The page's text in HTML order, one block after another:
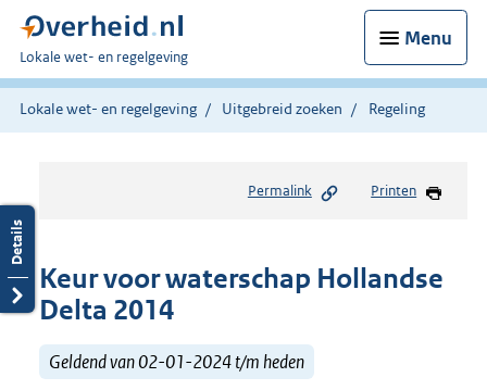
Menu
U
bent
hier:
Lokale wet- en regelgeving
Lokale wet- en regelgeving Uitgebreid zoeken Regeling
Permalink Printen
Keur voor waterschap Hollandse
Delta 2014
Geldend van 02-01-2024 t/m heden